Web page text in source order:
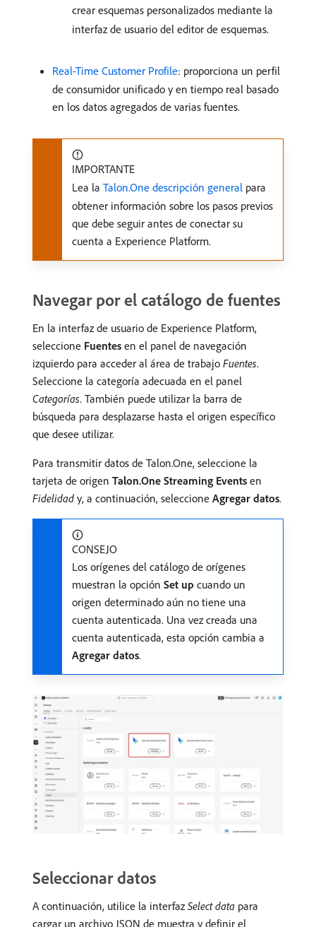
crear esquemas personalizados mediante la
interfaz de usuario del editor de esquemas.
Real-Time Customer Profile: proporciona un perfil
de consumidor unificado y en tiempo real basado
en los datos agregados de varias fuentes.
IMPORTANTE
Lea la Talon.One descripción general para
obtener información sobre los pasos previos
que debe seguir antes de conectar su
cuenta a Experience Platform.
Navegar por el catálogo de fuentes
En la interfaz de usuario de Experience Platform,
seleccione Fuentes en el panel de navegación
izquierdo para acceder al área de trabajo Fuentes.
Seleccione la categoría adecuada en el panel
Categorías. También puede utilizar la barra de
búsqueda para desplazarse hasta el origen específico
que desee utilizar.
Para transmitir datos de Talon.One, seleccione la
tarjeta de origen Talon.One Streaming Events en
Fidelidad y, a continuación, seleccione Agregar datos.
CONSEJO
Los orígenes del catálogo de orígenes
muestran la opción Set up cuando un
origen determinado aún no tiene una
cuenta autenticada. Una vez creada una
cuenta autenticada, esta opción cambia a
Agregar datos.
Seleccionar datos
A continuación, utilice la interfaz Select data para
cargar un archivo JSON de muestra y definir el